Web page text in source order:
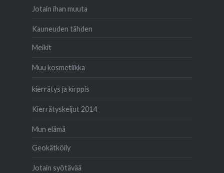
Jotain ihan muuta
Kauneuden tähden
Meikit
Muu kosmetiikka
kierrätys ja kirppis
Kierrätyskeijut 2014
Mun elämä
Geokätköily
Jotain syötävää